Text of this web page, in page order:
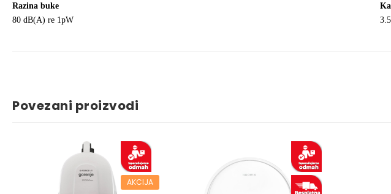
Razina buke
80 dB(A) re 1pW
Povezani proizvodi
AKCIJA